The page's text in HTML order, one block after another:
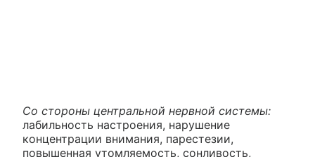
Со стороны центральной нервной системы:
лабильность настроения, нарушение
концентрации внимания, парестезии,
повышенная утомляемость, сонливость,